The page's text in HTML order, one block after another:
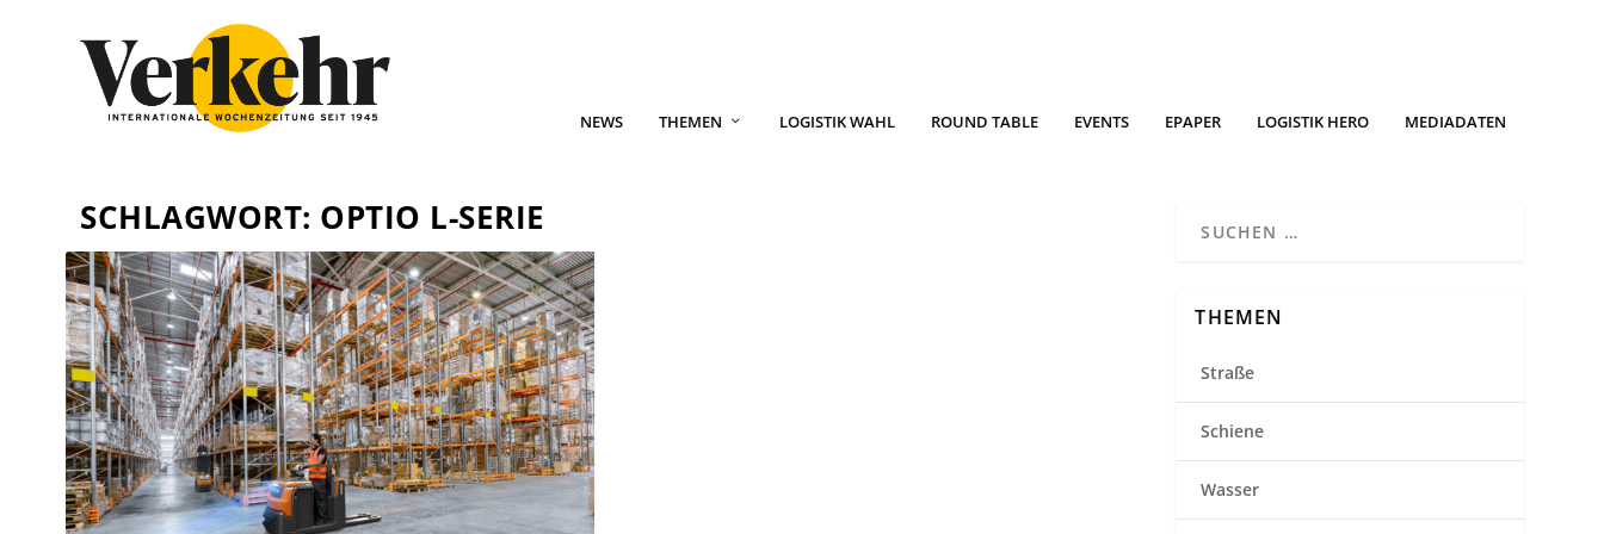
NEWS THEMEN LOGISTIK WAHL ROUND TABLE EVENTS EPAPER LOGISTIK HERO MEDIADATEN
SCHLAGWORT: OPTIO L-SERIE
THEMEN
Straße
Schiene
Wasser